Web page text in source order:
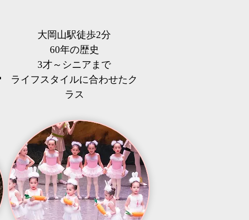
大岡山駅徒歩2分
60年の歴史
3才～シニアまで
​ライフスタイルに合わせたク
ラス